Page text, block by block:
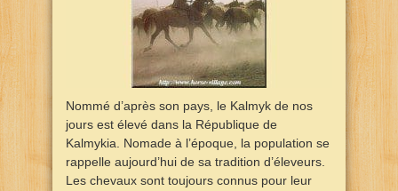
Nommé d’après son pays, le Kalmyk de nos
jours est élevé dans la République de
Kalmykia. Nomade à l’époque, la population se
rappelle aujourd’hui de sa tradition d’éleveurs.
Les chevaux sont toujours connus pour leur